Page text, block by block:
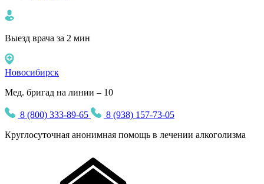
Выезд врача за 2 мин
Новосибирск
Мед. бригад на линии – 10
8 (800) 333-89-65
8 (938) 157-73-05
Круглосуточная анонимная помощь в лечении алкоголизма